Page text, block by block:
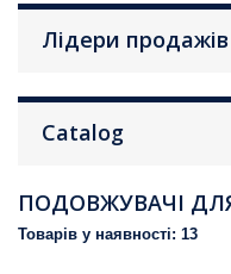
Лідери продажів
Catalog
ПОДОВЖУВАЧІ
Товарів у наявності: 13